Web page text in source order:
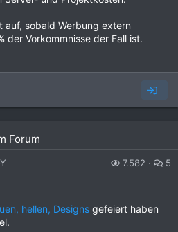
auf, sobald Werbung extern
der Vorkommnisse der Fall ist.
Forum
7.582 5
hellen, Designs gefeiert haben